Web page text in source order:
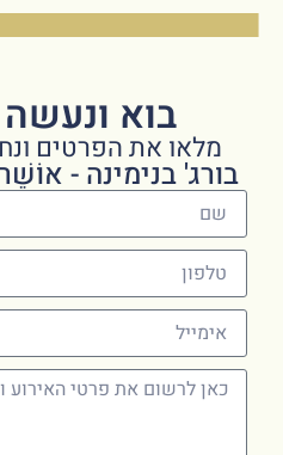
בוא
מלאו את הפרטים
בורג' בנימינה -